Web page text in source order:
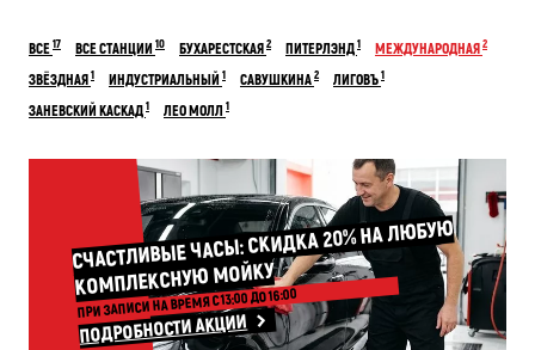
ВСЕ17 ВСЕ СТАНЦИИ 10 БУХАРЕСТСКАЯ2 ПИТЕРЛЭНД1 МЕЖДУНАРОДНАЯ2
ЗВЁЗДНАЯ1 ИНДУСТРИАЛЬНЫЙ 1 САВУШКИНА2 ЛИГОВЪ1
ЗАНЕВСКИЙ КАСКАД1 ЛЕО МОЛЛ 1
СЧАСТЛИВЫЕ ЧАСЫ: СКИДКА 20% НА ЛЮБУЮ
КОМПЛЕКСНУЮ МОЙКУ
ПРИ ЗАПИСИ НА ВРЕМЯ С 13:00 ДО 16:00
ПОДРОБНОСТИ АКЦИИ